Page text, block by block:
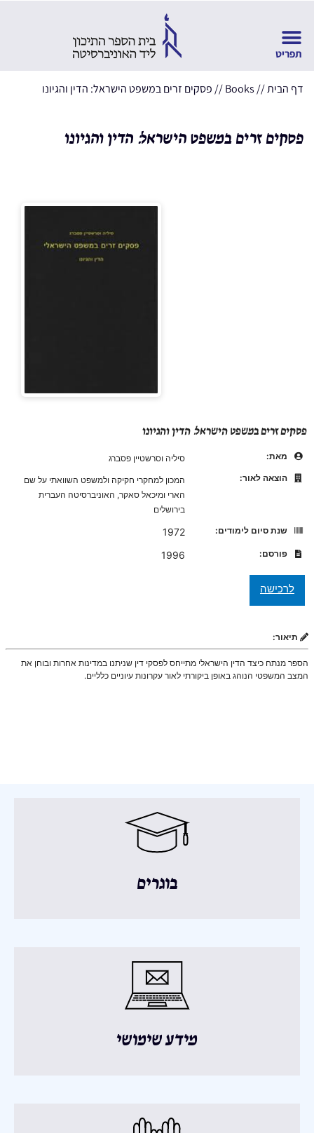
דף הבית//
Books
// פסקים זרים במשפט הישראל: הדין והגיונו
פסקים זרים במשפט הישראל: הדין והגיונו
פסקים זרים במשפט הישראל: הדין והגיונו
מאת:
סיליה וסרשטיין פסברג
הוצאה לאור:
המכון למחקרי חקיקה ולמשפט השוואתי על שם
הארי ומיכאל סאקר, האוניברסיטה העברית
בירושלים
שנת סיום לימודים:
1972
פורסם: 1996
תיאור:
הספר מנתח כיצד הדין הישראלי מתייחס לפסקי דין שניתנו במדינות אחרות ובוחן את
המצב המשפטי הנוהג באופן ביקורתי לאור עקרונות עיוניים כלליים.
בוגרים
מידע שימושי